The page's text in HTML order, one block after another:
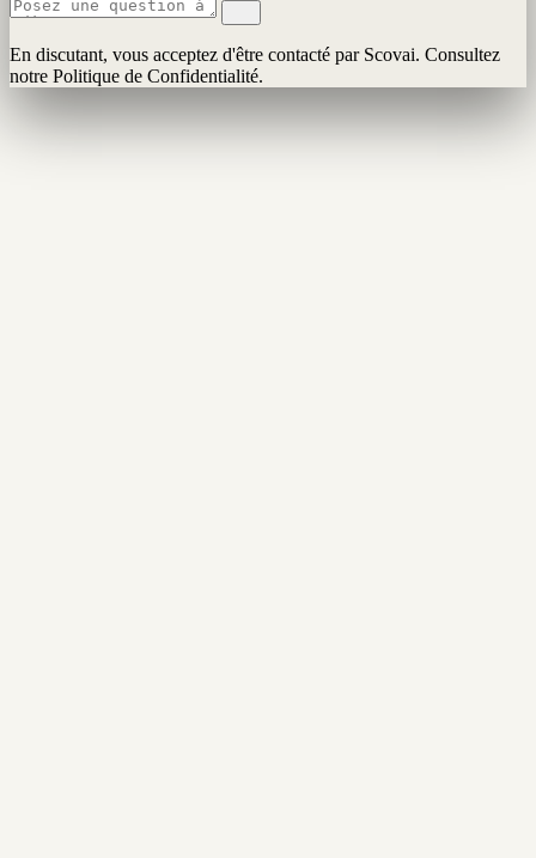
En discutant, vous acceptez d'être contacté par Scovai. Consultez
notre Politique de Confidentialité.